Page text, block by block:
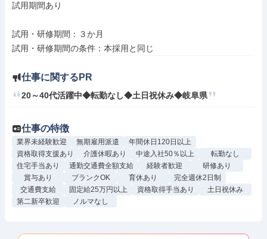
試用期間あり
試用・研修期間：３か月
仕事に関するPR
20～40代活躍中◆転勤なし◆土日祝休み◆岐阜県
仕事の特徴
業界未経験歓迎 無期雇用派遣
年間休日120日以上
資格取得支援あり
介護休暇あり 中途入社50％以上
転勤なし
住宅手当あり
通勤交通費全額支給 経験者歓迎
研修あり
賞与あり
ブランクOK 育休あり
完全週休2日制
交通費支給
固定給25万円以上 資格取得手当あり
土日祝休み
第二新卒歓迎
ノルマなし